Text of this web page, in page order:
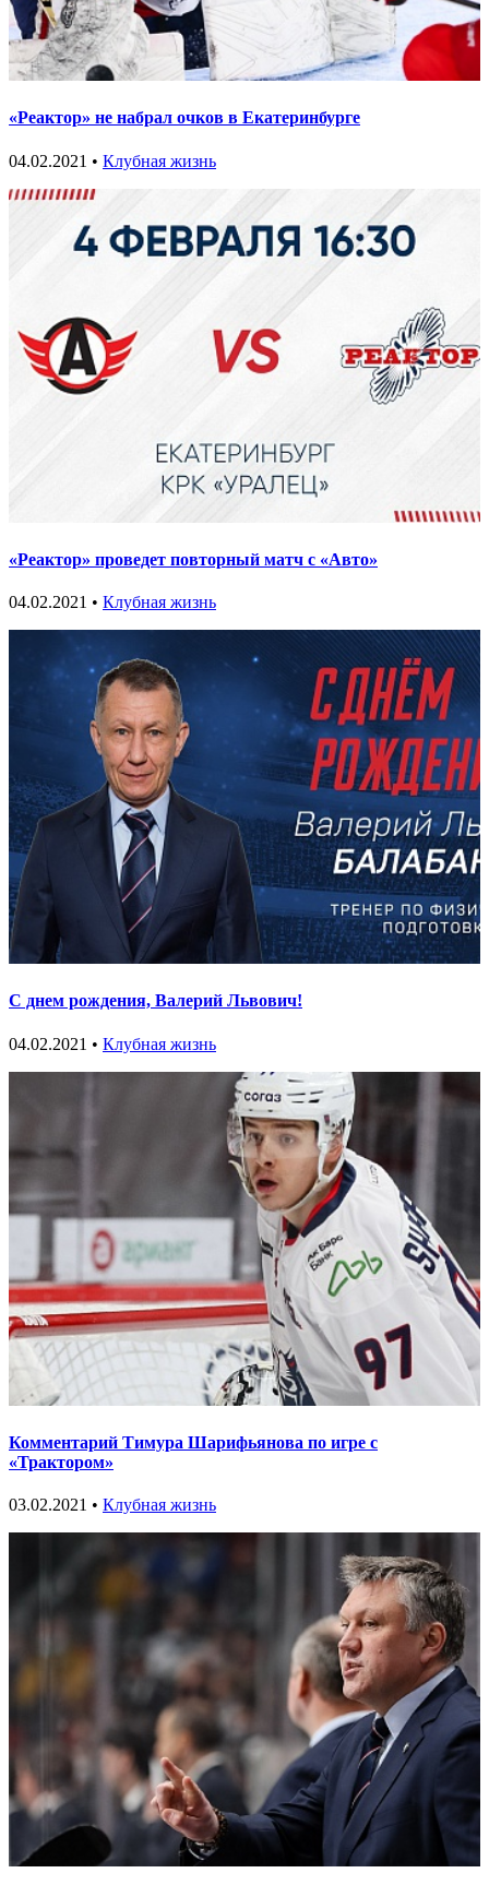
«Реактор» не набрал очков в Екатеринбурге
04.02.2021 • Клубная жизнь
«Реактор» проведет повторный матч с «Авто»
04.02.2021 • Клубная жизнь
С днем рождения, Валерий Львович!
04.02.2021 • Клубная жизнь
Комментарий Тимура Шарифьянова по игре с
«Трактором»
03.02.2021 • Клубная жизнь